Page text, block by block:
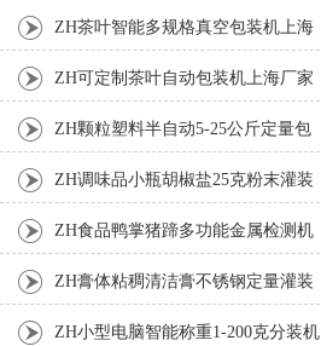
ZH茶叶智能多规格真空包装机上海
厂家 ZH可定制茶叶自动包装机上海厂家
ZH颗粒塑料半自动5-25公斤定量包
装机 ZH调味品小瓶胡椒盐25克粉末灌装
ZH食品鸭掌猪蹄多功能金属检测机
ZH膏体粘稠清洁膏不锈钢定量灌装
机厂家 ZH小型电脑智能称重1-200克分装机